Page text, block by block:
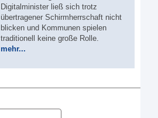
Digitalminister ließ sich trotz
übertragener Schirmherrschaft nicht
blicken und Kommunen spielen
traditionell keine große Rolle.
mehr...